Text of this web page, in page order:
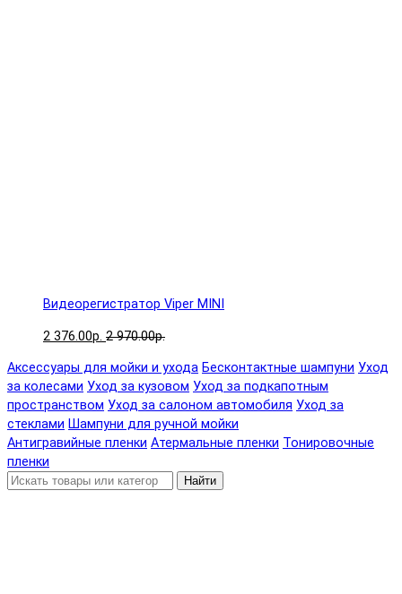
Видеорегистратор Viper MINI
2 376.00р. 2 970.00р.
Аксессуары для мойки и ухода Бесконтактные шампуни Уход
за колесами Уход за кузовом Уход за подкапотным
пространством Уход за салоном автомобиля Уход за
стеклами Шампуни для ручной мойки
Антигравийные пленки Атермальные пленки Тонировочные
пленки
Найти